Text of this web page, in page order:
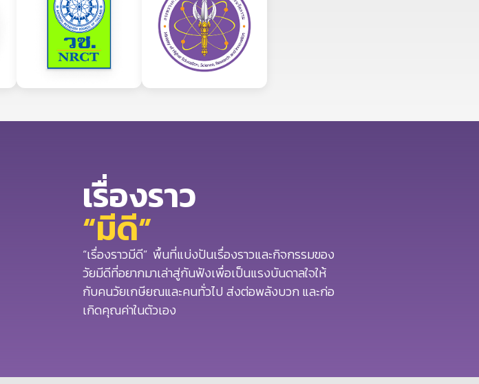
เรื่องราว
“มีดี”
“เรื่องราวมีดี” พื้นที่แบ่งปันเรื่องราวและกิจกรรมของ
วัยมีดีที่อยากมาเล่าสู่กันฟังเพื่อเป็นแรงบันดาลใจให้
กับคนวัยเกษียณและคนทั่วไป ส่งต่อพลังบวก และก่อ
เกิดคุณค่าในตัวเอง